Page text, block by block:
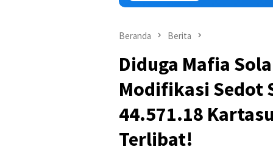
Beranda Berita
Diduga Mafia
Modifikasi Sedot
44.571.18
Terlibat!